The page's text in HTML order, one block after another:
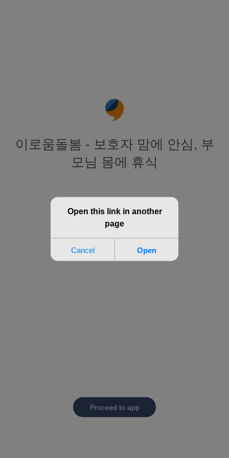
이로움돌봄 - 보호자 맘에 안심, 부
모님 몸에 휴식
Proceed to app